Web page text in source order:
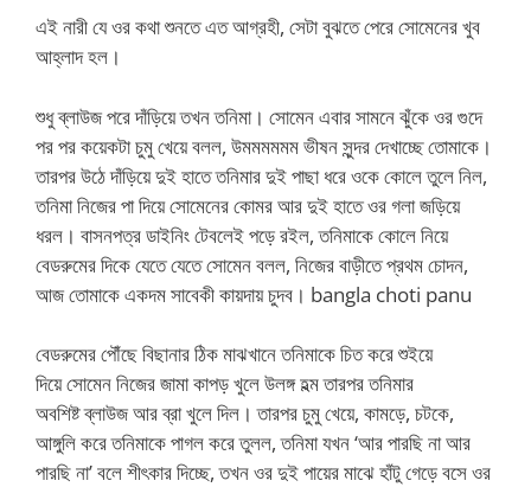
এই নারী যে ওর কথা শুনতে এত আগ্রহী, সেটা বুঝতে পেরে সোমেনের খুব
আহ্লাদ হল।
শুধু ব্লাউজ পরে দাঁড়িয়ে তখন তনিমা। সোমেন এবার সামনে ঝুঁকে ওর গুদে
পর পর কয়েকটা চুমু খেয়ে বলল, উমমমমমম ভীষন সুন্দর দেখাচ্ছে তোমাকে।
তারপর উঠে দাঁড়িয়ে দুই হাতে তনিমার দুই পাছা ধরে ওকে কোলে তুলে নিল,
তনিমা নিজের পা দিয়ে সোমেনের কোমর আর দুই হাতে ওর গলা জড়িয়ে
ধরল। বাসনপত্র ডাইনিং টেবলেই পড়ে রইল, তনিমাকে কোলে নিয়ে
বেডরুমের দিকে যেতে যেতে সোমেন বলল, নিজের বাড়ীতে প্রথম চোদন,
আজ তোমাকে একদম সাবেকী কায়দায় চুদব। bangla choti panu
বেডরুমের পৌঁছে বিছানার ঠিক মাঝখানে তনিমাকে চিত করে শুইয়ে
দিয়ে সোমেন নিজের জামা কাপড় খুলে উলঙ্গ হল্ম তারপর তনিমার
অবশিষ্ট ব্লাউজ আর ব্রা খুলে দিল। তারপর চুমু খেয়ে, কামড়ে, চটকে,
আঙ্গুলি করে তনিমাকে পাগল করে তুলল, তনিমা যখন ‘আর পারছি না আর
পারছি না’ বলে শীৎকার দিচ্ছে, তখন ওর দুই পায়ের মাঝে হাঁটু গেড়ে বসে ওর